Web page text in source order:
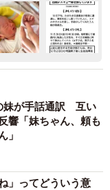
妹が手話通訳 互い
響「妹ちゃん、頼も
」
」ってどういう意